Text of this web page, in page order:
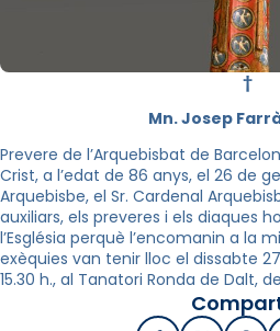
†
Mn. Josep
Prevere de l’Arquebisbat de
Crist, a l’edat de 86 anys, el 26 de
Arquebisbe, el Sr. Cardenal
auxiliars, els preveres i els diaques
l’Església perquè l’encomanin a la
exèquies van tenir lloc el dissabte
15.30 h., al Tanatori Ronda de Dalt,